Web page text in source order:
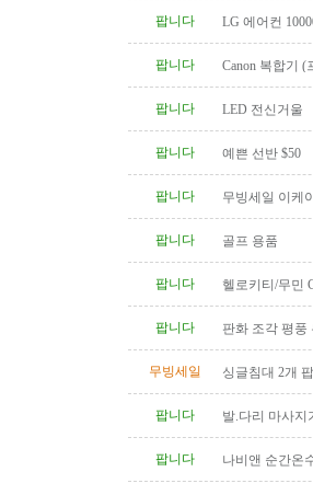
팝니다 LG 에어컨
팝니다 Canon 복합기
팝니다 LED 전신거울
팝니다 예쁜 선반 $50
팝니다 무빙세일 이케
팝니다 골프 용품
팝니다 헬로키티/무민
팝니다
판화 조각 평풍
무빙세일
싱글침대 2개
팝니다 발.다리 마사지
팝니다 나비앤 순간온